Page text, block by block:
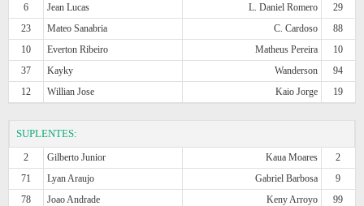
6
Jean Lucas L. Daniel Romero
29
23
Mateo Sanabria C. Cardoso
88
10
Everton Ribeiro Matheus Pereira
10
37
Kayky Wanderson
94
12
Willian Jose Kaio Jorge 19
SUPLENTES:
2 Gilberto Junior Kaua Moares
2
71
Lyan Araujo Gabriel Barbosa
9
78
Joao Andrade Keny Arroyo
99